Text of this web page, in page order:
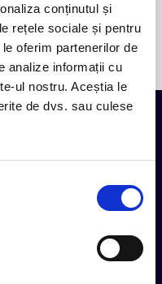
conținutul și
rețele sociale și pentru
oferim partenerilor de
analize informații cu
ul nostru. Aceștia le
de dvs. sau culese
îndemne la reflecţie
direct in
primul la care ajung